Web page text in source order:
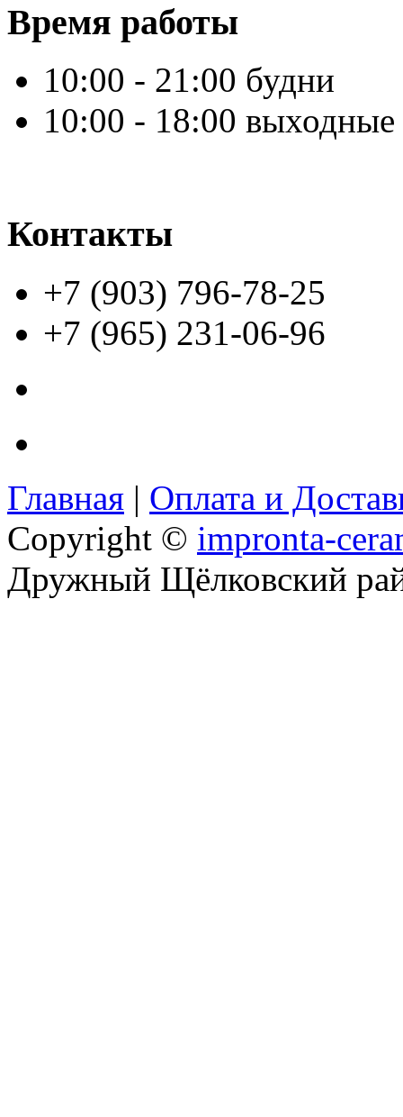
Время работы
10:00 - 21:00 будни
10:00 - 18:00 выходные
Контакты
+7 (903) 796-78-25
+7 (965) 231-06-96
Главная | Оплата и
Copyright © impronta-
Дружный Щёлковский